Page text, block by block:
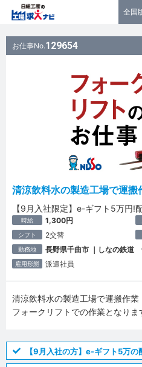
全国
お仕事No.129654
清涼飲料水の製造工場で運搬
【9月入社限定】e-ギフト5万円!
時給 1,300円
シフト 2交替
勤務地 長野県千曲市 ｜しなの鉄道
雇用形態 派遣社員
清涼飲料水の製造工場で運搬作業
フォークリフトでの作業となりま
【9月入社の方】e-ギフト5万の